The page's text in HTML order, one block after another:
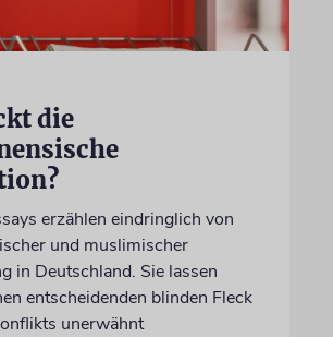
die
erzählen eindringlich von
und muslimischer
in Deutschland. Sie lassen
entscheidenden blinden Fleck
unerwähnt